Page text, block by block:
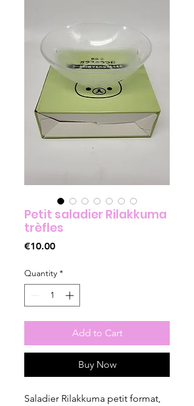
Petit saladier Rilakkuma
trèfles
€10.00Price
Quantity *
Add to Cart
Buy Now
Saladier Rilakkuma petit format,